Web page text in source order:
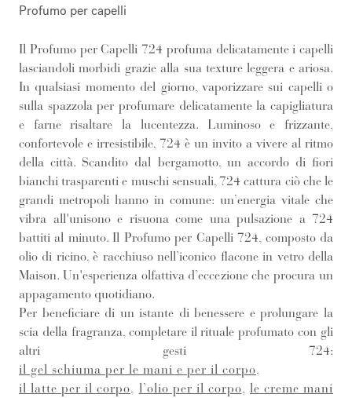
Profumo per capelli
Il Profumo per Capelli 724 profuma delicatamente i capelli
lasciandoli morbidi grazie alla sua texture leggera e ariosa.
In qualsiasi momento del giorno, vaporizzare sui capelli o
sulla spazzola per profumare delicatamente la capigliatura
e farne risaltare la lucentezza. Luminoso e frizzante,
confortevole e irresistibile, 724 è un invito a vivere al ritmo
della città. Scandito dal bergamotto, un accordo di fiori
bianchi trasparenti e muschi sensuali, 724 cattura ciò che le
grandi metropoli hanno in comune: un’energia vitale che
vibra all'unisono e risuona come una pulsazione a 724
battiti al minuto. Il Profumo per Capelli 724, composto da
olio di ricino, è racchiuso nell’iconico flacone in vetro della
Maison. Un'esperienza olfattiva d’eccezione che procura un
appagamento quotidiano.
Per beneficiare di un istante di benessere e prolungare la
scia della fragranza, completare il rituale profumato con gli
altri gesti 724:
il gel schiuma per le mani e per il corpo
il latte per il corpo
l’olio per il corpo le creme mani